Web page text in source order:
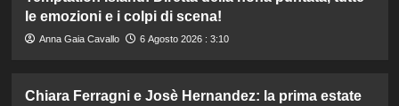
le emozioni e i colpi di scena!
Anna Gaia Cavallo 6 Agosto 2026 : 3:10
Chiara Ferragni e Josè Hernandez: la prima estate